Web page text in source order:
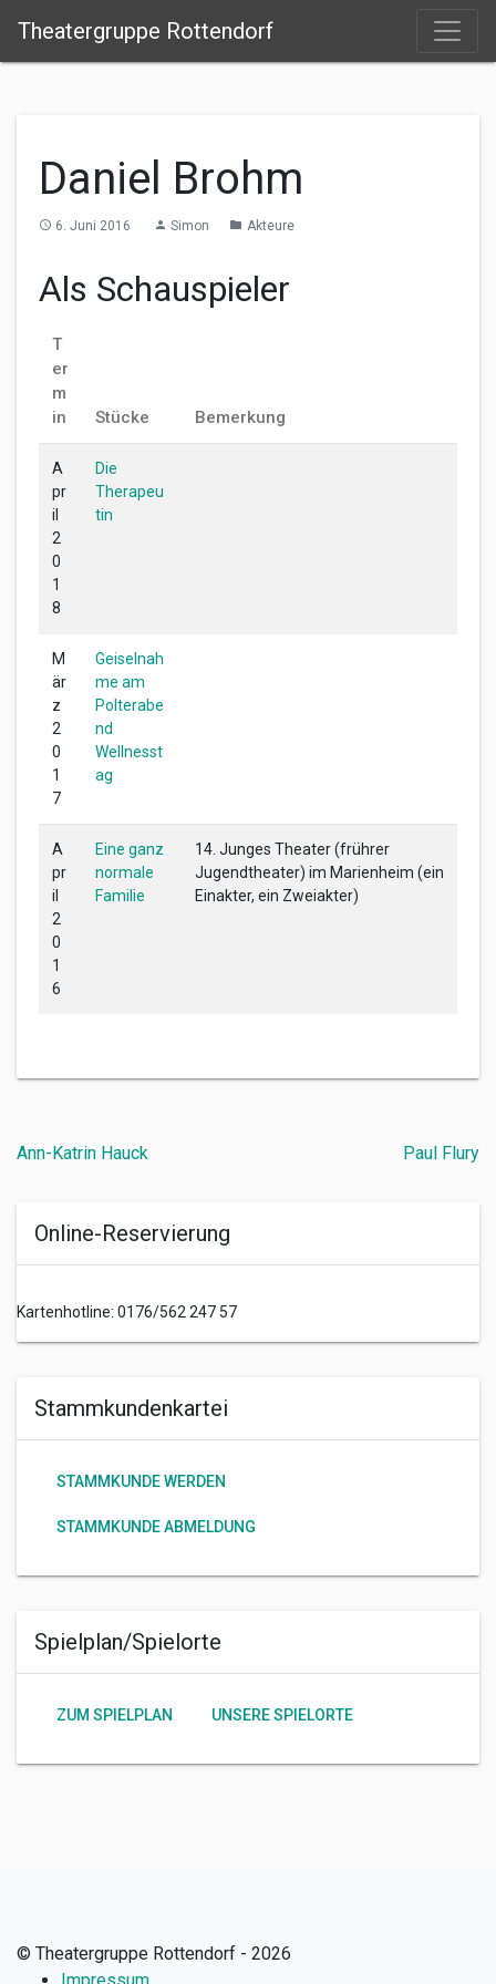
Theatergruppe Rottendorf
Daniel Brohm
access_time 6. Juni 2016 person Simon folder Akteure
Als Schauspieler
T
er
m
in
Stücke Bemerkung
A
pr
il
2
0
1
8
Die
Therapeu
tin
M
är
z
2
0
1
7
Geiselnah
me am
Polterabe
nd
Wellnesst
ag
A
pr
il
2
0
1
6
Eine ganz
normale
Familie
14. Junges Theater (frührer
Jugendtheater) im Marienheim (ein
Einakter, ein Zweiakter)
Beitragsnavigation
Ann-Katrin Hauck Paul Flury
Online-Reservierung
Kartenhotline: 0176/562 247 57
Stammkundenkartei
STAMMKUNDE WERDEN
STAMMKUNDE ABMELDUNG
Spielplan/Spielorte
ZUM SPIELPLAN UNSERE SPIELORTE
© Theatergruppe Rottendorf - 2026